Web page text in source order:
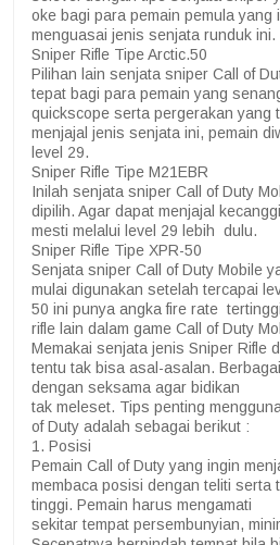
oke bagi para pemain pemula yang
menguasai jenis senjata runduk ini.
Sniper Rifle Tipe Arctic.50
Pilihan lain senjata sniper Call of
tepat bagi para pemain yang
quickscope serta pergerakan yang
menjajal jenis senjata ini, pemain
level 29.
Sniper Rifle Tipe M21EBR
Inilah senjata sniper Call of Duty
dipilih. Agar dapat menjajal
mesti melalui level 29 lebih dulu.
Sniper Rifle Tipe XPR-50
Senjata sniper Call of Duty Mobile
mulai digunakan setelah tercapai
50 ini punya angka fire rate
rifle lain dalam game Call of Duty
Memakai senjata jenis Sniper Rifle
tentu tak bisa asal-asalan.
dengan seksama agar bidikan
tak meleset. Tips penting
of Duty adalah sebagai berikut :
1. Posisi
Pemain Call of Duty yang ingin
membaca posisi dengan teliti serta
tinggi. Pemain harus mengamati
sekitar tempat persembunyian,